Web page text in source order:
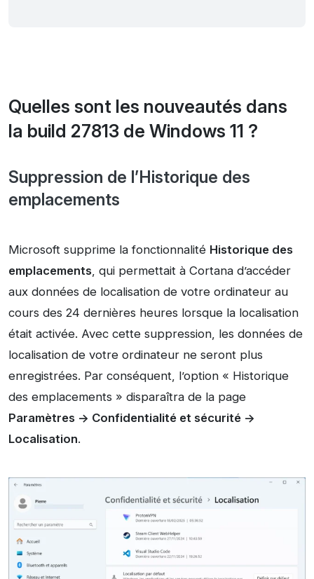
Quelles sont les nouveautés dans
la build 27813 de Windows 11 ?
Suppression de l’Historique des
emplacements
Microsoft supprime la fonctionnalité Historique des
emplacements, qui permettait à Cortana d’accéder
aux données de localisation de votre ordinateur au
cours des 24 dernières heures lorsque la localisation
était activée. Avec cette suppression, les données de
localisation de votre ordinateur ne seront plus
enregistrées. Par conséquent, l’option « Historique
des emplacements » disparaîtra de la page
Paramètres -> Confidentialité et sécurité ->
Localisation.